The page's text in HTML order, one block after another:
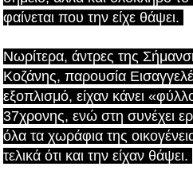
φαίνεται που την είχε θάψει.
Νωρίτερα, άντρες της
Κοζάνης, παρουσία
εξοπλισμό, είχαν κάνει
37χρονης, ενώ στη συνέχει
όλα τα χωράφια της
τελικά ότι και την είχαν θάψει.